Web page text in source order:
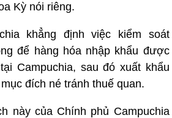
Kỳ nói riêng.
khẳng định việc kiểm soát
để hàng hóa nhập khẩu được
Campuchia, sau đó xuất khẩu
đích né tránh thuế quan.
này của Chính phủ Campuchia